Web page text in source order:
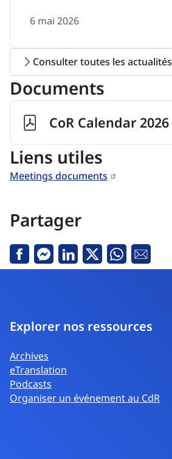
6 mai 2026
Consulter toutes les actualités
Documents
CoR Calendar 2026
Liens utiles
Meetings documents
Partager
FacebookMessenger
LinkedInTwitterWhatsappCourriel
Explorer nos ressources
Archives
eTranslation
Podcasts
Organiser un événement au CdR